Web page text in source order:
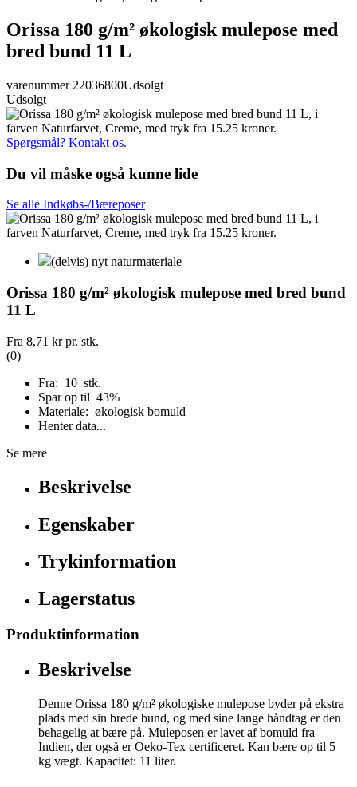
Orissa 180 g/m² økologisk mulepose med
bred bund 11 L
varenummer 22036800Udsolgt
Udsolgt
Spørgsmål? Kontakt os.
Du vil måske også kunne lide
Se alle Indkøbs-/Bæreposer
(delvis) nyt naturmateriale
Orissa 180 g/m² økologisk mulepose med bred bund
11 L
Fra 8,71 krpr. stk.
(0)
Fra: 10 stk.
Spar op til 43%
Materiale: økologisk bomuld
Henter data...
Se mere
Beskrivelse
Egenskaber
Trykinformation
Lagerstatus
Produktinformation
Beskrivelse
Denne Orissa 180 g/m² økologiske mulepose byder på ekstra
plads med sin brede bund, og med sine lange håndtag er den
behagelig at bære på. Muleposen er lavet af bomuld fra
Indien, der også er Oeko-Tex certificeret. Kan bære op til 5
kg vægt. Kapacitet: 11 liter.